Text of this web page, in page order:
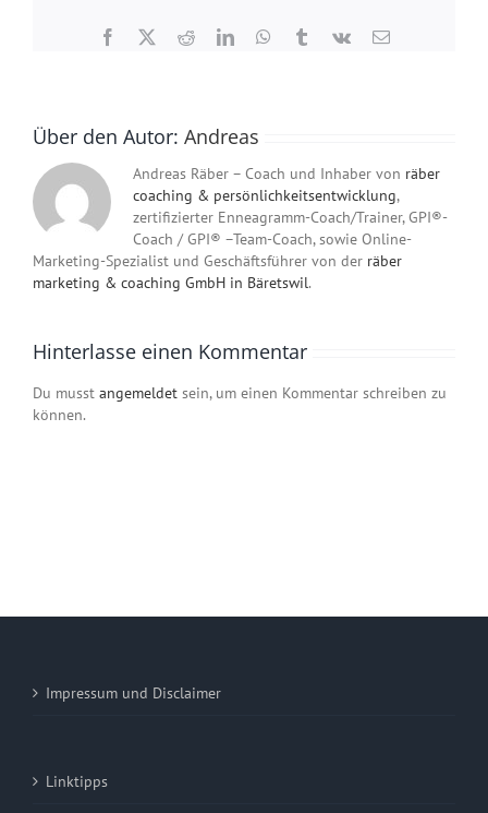
Facebook
X RedditLinkedInWhatsApp
TumblrVk
E-
Über den Autor: Andreas
Andreas Räber – Coach und Inhaber von räber
coaching & persönlichkeitsentwicklung,
zertifizierter Enneagramm-Coach/Trainer, GPI®-
Coach / GPI® –Team-Coach, sowie Online-
Marketing-Spezialist und Geschäftsführer von der räber
marketing & coaching GmbH in Bäretswil.
Hinterlasse einen Kommentar
Du musst angemeldet sein, um einen Kommentar schreiben zu
können.
Impressum und Disclaimer
Linktipps